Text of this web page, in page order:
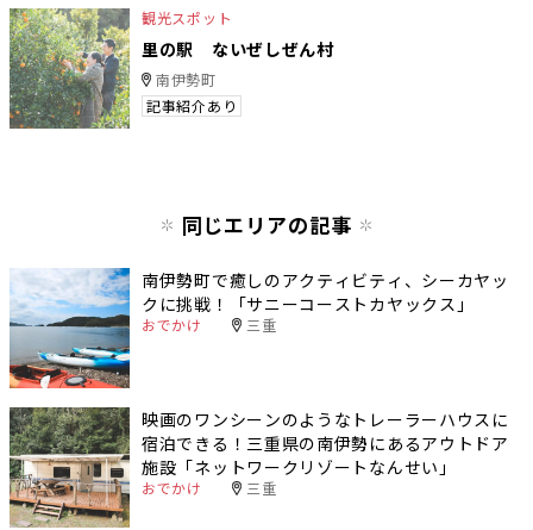
観光スポット
里の駅 ないぜしぜん村
南伊勢町
記事紹介あり
同じエリアの記事
南伊勢町で癒しのアクティビティ、シーカヤッ
クに挑戦！「サニーコーストカヤックス」
おでかけ 三重
映画のワンシーンのようなトレーラーハウスに
宿泊できる！三重県の南伊勢にあるアウトドア
施設「ネットワークリゾートなんせい」
おでかけ 三重